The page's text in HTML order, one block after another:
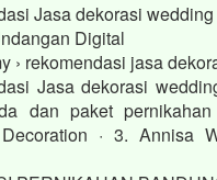
Jasa dekorasi
Digital
› rekomendasi jasa
Jasa dekorasi
dan paket
· 3. Annisa